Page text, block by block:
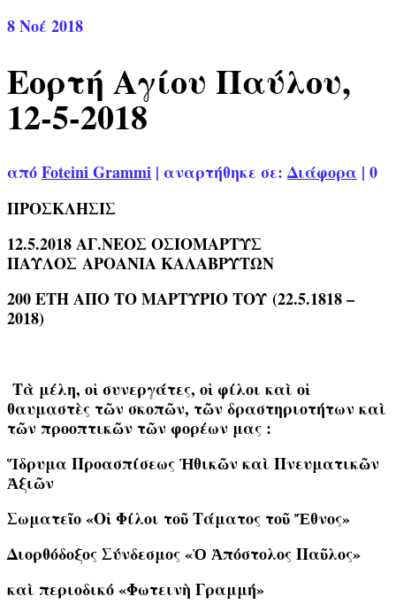
8Νοέ 2018
Εορτή Αγίου Παύλου,
12-5-2018
απόFoteini Grammi | αναρτήθηκε σε:Διάφορα | 0
ΠΡΟΣΚΛΗΣΙΣ
12.5.2018 ΑΓ.ΝΕΟΣ ΟΣΙΟΜΑΡΤΥΣ
ΠΑΥΛΟΣ ΑΡΟΑΝΙΑ ΚΑΛΑΒΡΥΤΩΝ
200 ΕΤΗ ΑΠΟ ΤΟ ΜΑΡΤΥΡΙΟ ΤΟΥ (22.5.1818 –
2018)
Τὰ μέλη, οἱ συνεργάτες, οἱ φίλοι καὶ οἱ
θαυμαστὲς τῶν σκοπῶν, τῶν δραστηριοτήτων καὶ
τῶν προοπτικῶν τῶν φορέων μας :
Ἵδρυμα Προασπίσεως Ἠθικῶν καὶ Πνευματικῶν
Ἀξιῶν
Σωματεῖο «Οἱ Φίλοι τοῦ Τάματος τοῦ Ἔθνος»
Διορθόδοξος Σύνδεσμος «Ὁ Ἀπόστολος Παῦλος»
καὶ περιοδικό «Φωτεινὴ Γραμμή»